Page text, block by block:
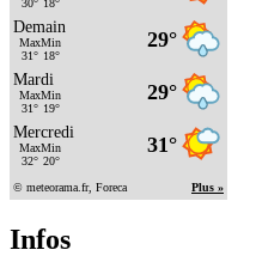
Infos